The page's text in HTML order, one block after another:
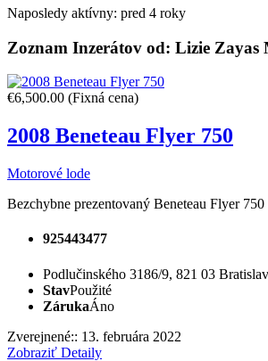
Naposledy aktívny: pred 4 roky
Zoznam Inzerátov od: Lizie Zayas
€6,500.00 (Fixná cena)
2008 Beneteau Flyer 750
Motorové lode
Bezchybne prezentovaný Beneteau Flyer
925443477
Podlučinského 3186/9, 821 03
StavPoužité
ZárukaÁno
Zverejnené:: 13. februára 2022
Zobraziť Detaily